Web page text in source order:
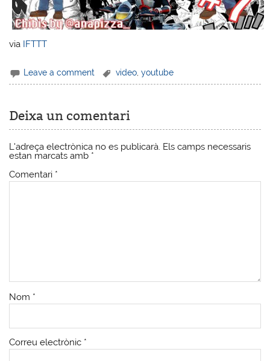
via IFTTT
Leave a comment video ,youtube
Deixa un comentari
L'adreça electrònica no es publicarà. Els camps necessaris
estan marcats amb *
Comentari *
Nom *
Correu electrònic *